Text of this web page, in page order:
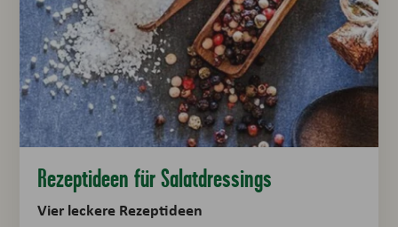
Rezeptideen für Salatdressings
Vier leckere Rezeptideen